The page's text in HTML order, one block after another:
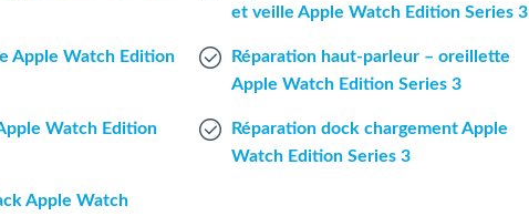
Apple Watch Edition
Watch Edition
Apple Watch
et veille Apple Watch Edition Series 3
Réparation haut-parleur – oreillette
Apple Watch Edition Series 3
Réparation dock chargement Apple
Watch Edition Series 3